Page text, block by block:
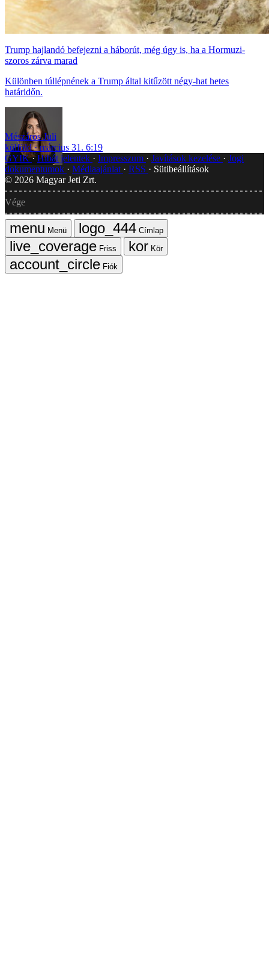
Trump hajlandó befejezni a háborút, még úgy is, ha a Hormuzi-
szoros zárva marad
Különben túllépnének a Trump által kitűzött négy-hat hetes
határidőn.
Mészáros Juli
külföld
március 31. 6:19
GYIK Hibát jelentek Impresszum Javítások kezelése
Jogi
dokumentumok
Médiaajánlat RSS
Sütibeállítások
© 2026 Magyar Jeti Zrt.
Vége
Menü
Címlap
Friss
Kör
Fiók